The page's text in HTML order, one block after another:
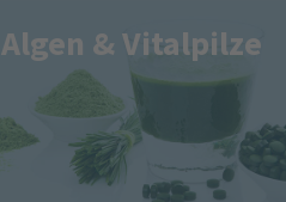
Algen & Vitalpilze